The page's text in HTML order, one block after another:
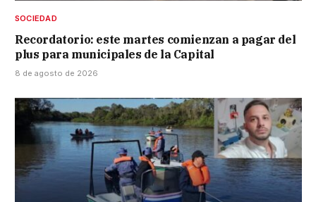
SOCIEDAD
Recordatorio: este martes comienzan a pagar del
plus para municipales de la Capital
8 de agosto de 2026